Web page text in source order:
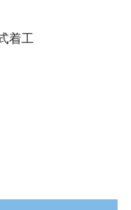
着工